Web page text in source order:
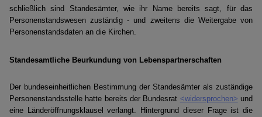
schließlich sind Standesämter, wie ihr Name bereits sagt, für das
Personenstandswesen zuständig - und zweitens die Weitergabe von
Personenstandsdaten an die Kirchen.
Standesamtliche Beurkundung von Lebenspartnerschaften
Der bundeseinheitlichen Bestimmung der Standesämter als zuständige
Personenstandsstelle hatte bereits der Bundesrat <widersprochen> und
eine Länderöffnungsklausel verlangt. Hintergrund dieser Frage ist die